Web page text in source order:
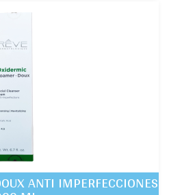
ANTI IMPERFECCIONES